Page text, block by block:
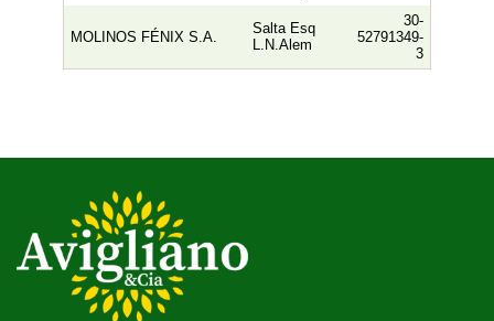
MOLINOS FÉNIX S.A.
Salta Esq
L.N.Alem
30-
52791349-
3